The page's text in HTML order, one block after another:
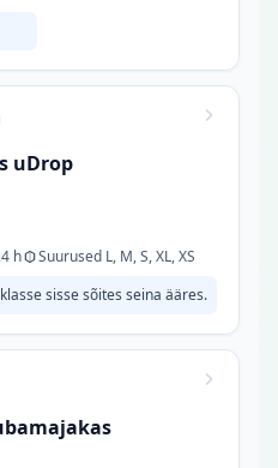
uDrop
h
Suurused L, M, S, XL, XS
sisse sõites seina ääres.